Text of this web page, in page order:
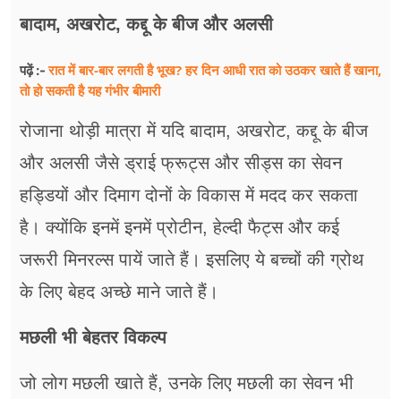
बादाम, अखरोट, कद्दू के बीज और अलसी
पढ़ें :-रात में बार-बार लगती है भूख? हर दिन आधी रात को उठकर खाते हैं खाना,
तो हो सकती है यह गंभीर बीमारी
रोजाना थोड़ी मात्रा में यदि बादाम, अखरोट, कद्दू के बीज
और अलसी जैसे ड्राई फ्रूट्स और सीड्स का सेवन
हड्डियों और दिमाग दोनों के विकास में मदद कर सकता
है। क्योंकि इनमें इनमें प्रोटीन, हेल्दी फैट्स और कई
जरूरी मिनरल्स पायें जाते हैं। इसलिए ये बच्चों की ग्रोथ
के लिए बेहद अच्छे माने जाते हैं।
मछली भी बेहतर विकल्प
जो लोग मछली खाते हैं, उनके लिए मछली का सेवन भी